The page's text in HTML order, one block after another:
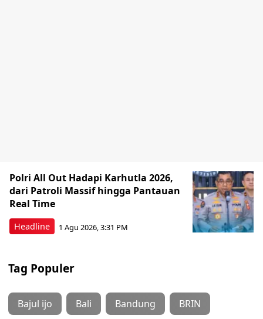
Headline
Polri All Out Hadapi Karhutla 2026,
dari Patroli Massif hingga Pantauan
Real Time
1 Agu 2026, 3:31 PM
Tag Populer
Bajul ijo Bali Bandung BRIN